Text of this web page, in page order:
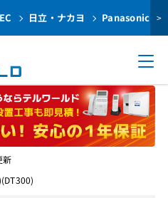
日立・ナカヨ Panasonic >
新